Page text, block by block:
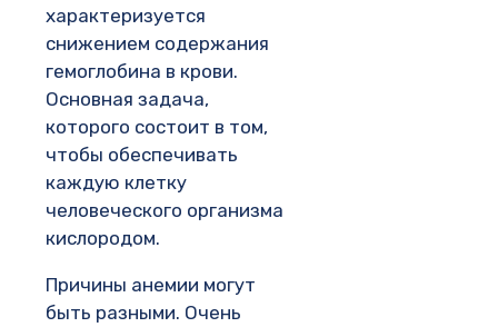
характеризуется
снижением содержания
гемоглобина в крови.
Основная задача,
которого состоит в том,
чтобы обеспечивать
каждую клетку
человеческого организма
кислородом.
Причины анемии могут
быть разными. Очень